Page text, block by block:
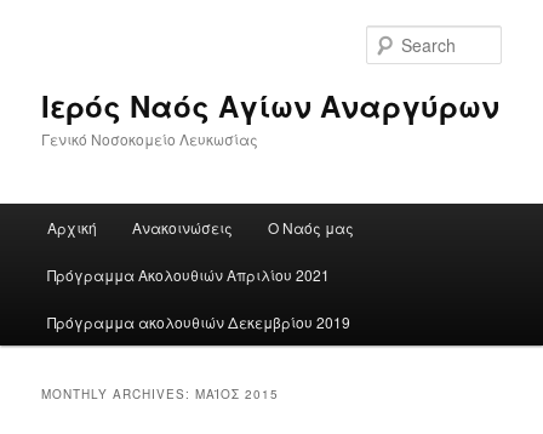
Ιερός Ναός Αγίων Αναργύρων
Γενικό Νοσοκομείο Λευκωσίας
Αρχική Ανακοινώσεις Ο Ναός μας
Πρόγραμμα Ακολουθιών Απριλίου 2021
Πρόγραμμα ακολουθιών Δεκεμβρίου 2019
MONTHLY ARCHIVES:ΜΆΙΟΣ 2015